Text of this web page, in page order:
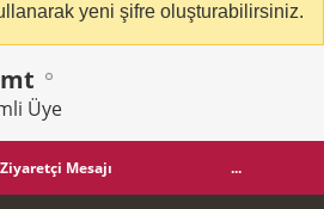
yeni şifre oluşturabilirsiniz.
Üye
Ziyaretçi Mesajı ...